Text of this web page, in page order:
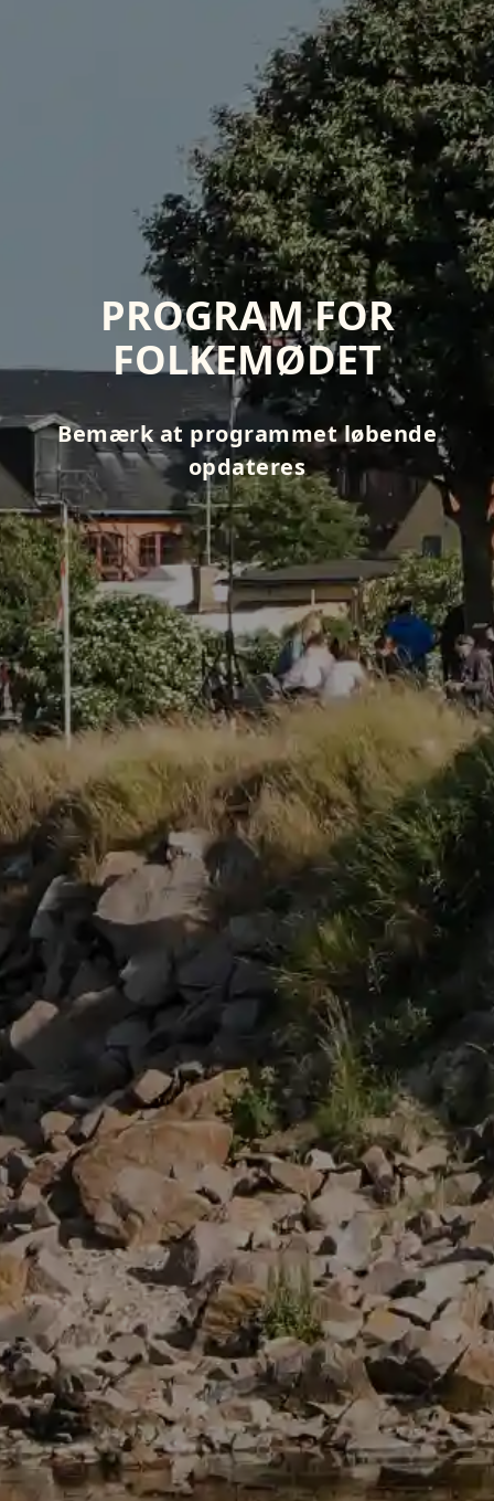
PROGRAM FOR
FOLKEMØDET
Bemærk at programmet løbende
opdateres